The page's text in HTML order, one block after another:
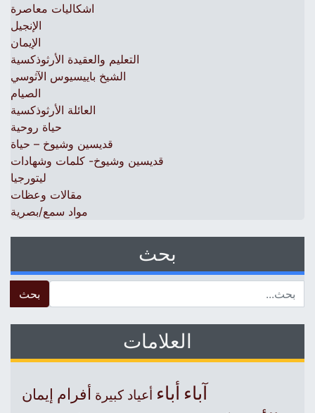
اشكاليات معاصرة
الإنجيل
الإيمان
التعليم والعقيدة الأرثوذكسية
الشيخ باييسيوس الآثوسي
الصيام
العائلة الأرثوذكسية
حياة روحية
قديسين وشيوخ – حياة
قديسين وشيوخ- كلمات وشهادات
ليتورجيا
مقالات وعظات
مواد سمع/بصرية
بحث
العلامات
آباءأباء أعياد كبيرة أفرام إيمان